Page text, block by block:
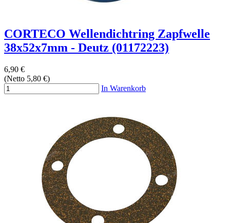
CORTECO Wellendichtring Zapfwelle
38x52x7mm - Deutz (01172223)
6,90 €
(Netto 5,80 €)
In Warenkorb